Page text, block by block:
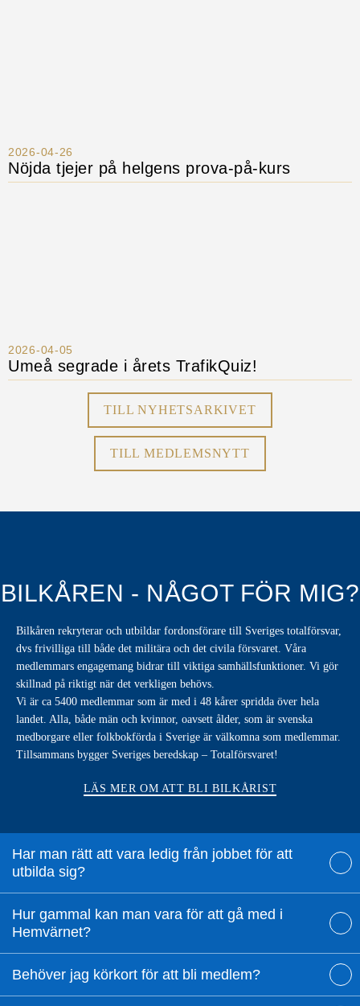
2026-04-26
Nöjda tjejer på helgens prova-på-kurs
2026-04-05
Umeå segrade i årets TrafikQuiz!
TILL NYHETSARKIVET
TILL MEDLEMSNYTT
BILKÅREN - NÅGOT FÖR MIG?
Bilkåren rekryterar och utbildar fordonsförare till Sveriges totalförsvar,
dvs frivilliga till både det militära och det civila försvaret. Våra
medlemmars engagemang bidrar till viktiga samhällsfunktioner. Vi gör
skillnad på riktigt när det verkligen behövs.
Vi är ca 5400 medlemmar som är med i 48 kårer spridda över hela
landet. Alla, både män och kvinnor, oavsett ålder, som är svenska
medborgare eller folkbokförda i Sverige är välkomna som medlemmar.
Tillsammans bygger Sveriges beredskap – Totalförsvaret!
LÄS MER OM ATT BLI BILKÅRIST
Har man rätt att vara ledig från jobbet för att
utbilda sig?
Hur gammal kan man vara för att gå med i
Hemvärnet?
Behöver jag körkort för att bli medlem?